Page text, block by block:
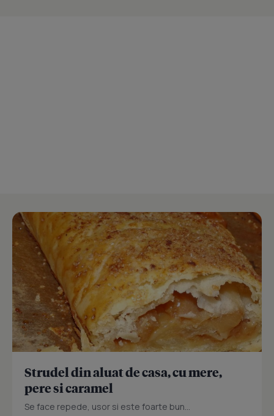
Strudel din aluat de casa, cu mere,
pere si caramel
Se face repede, usor si este foarte bun...